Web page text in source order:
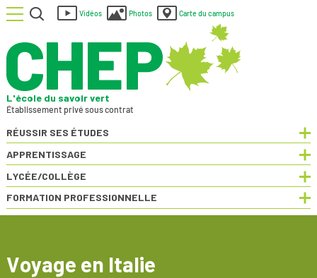
Menu Rechercher
Vidéos Photos Carte du campus
L'école du savoir vert
Établissement privé sous contrat
RÉUSSIR SES ÉTUDES
APPRENTISSAGE
LYCÉE/COLLÈGE
FORMATION PROFESSIONNELLE
Voyage en Italie